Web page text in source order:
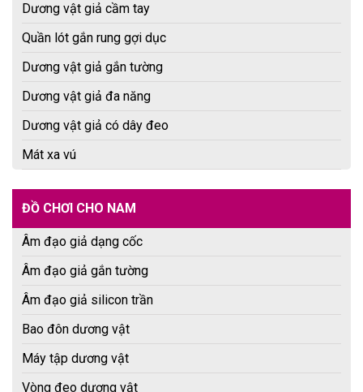
Dương vật giả cầm tay
Quần lót gắn rung gợi dục
Dương vật giả gắn tường
Dương vật giả đa năng
Dương vật giả có dây đeo
Mát xa vú
ĐỒ CHƠI CHO NAM
Âm đạo giả dạng cốc
Âm đạo giả gắn tường
Âm đạo giả silicon trần
Bao đôn dương vật
Máy tập dương vật
Vòng đeo dương vật